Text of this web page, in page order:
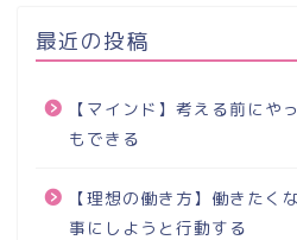
最近の投稿
【マインド】考える前にや
もできる
【理想の働き方】働きたく
事にしようと行動する